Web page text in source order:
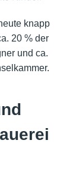
knapp
20 % der
und ca.